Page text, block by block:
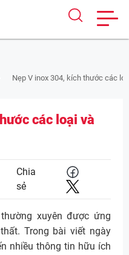
Nẹp V inox 304, kích thước các
các loại và
Chia
sẻ
xuyên được ứng
Trong bài viết ngày
nhiều thông tin hữu ích